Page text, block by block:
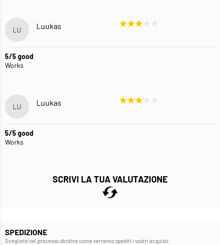
LU Luukas
5/5 good
Works
LU Luukas
5/5 good
Works
SCRIVI LA TUA VALUTAZIONE
SPEDIZIONE
Scegliete nel processo d'ordine come verranno spediti i vostri acquisti.